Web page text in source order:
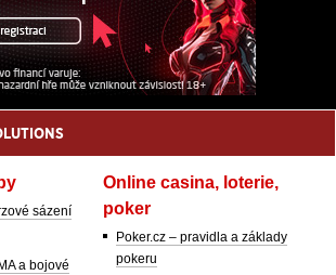
sázení
a bojové
Online casina, loterie,
poker
Poker.cz – pravidla a základy
pokeru